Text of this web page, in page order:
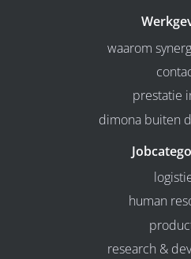
waarom
prestatie
dimona buiten
human
research &